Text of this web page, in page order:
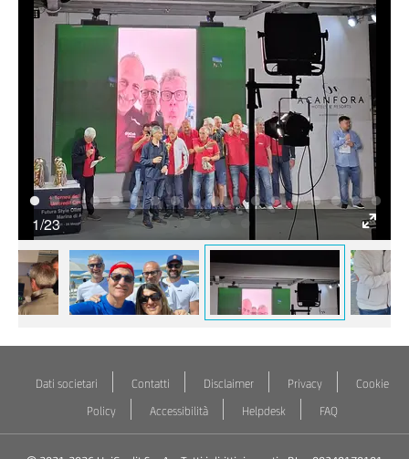
1/23
Dati societari Contatti Disclaimer Privacy
Cookie
Policy
Accessibilità Helpdesk FAQ